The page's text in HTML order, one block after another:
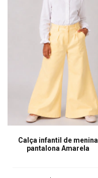
Calça infantil de menina
pantalona Amarela